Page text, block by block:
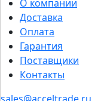
О компании
Доставка
Оплата
Гарантия
Поставщики
Контакты